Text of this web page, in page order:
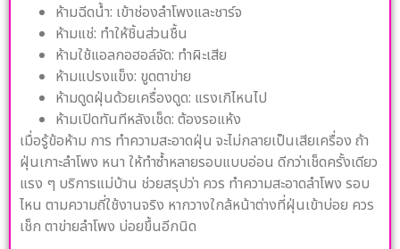
ห้ามฉีดน้ำ: เข้าช่องลำโพงและชาร์จ
ห้ามแช่: ทำให้ชิ้นส่วนชื้น
ห้ามใช้แอลกอฮอล์จัด: ทำผิะเสีย
ห้ามแปรงแข็ง: ขูดตาข่าย
ห้ามดูดฝุ่นด้วยเครื่องดูด: แรงเกิไหนไป
ห้ามเปิดทันทีหลังเช็ด: ต้องรอแห้ง
เมื่อรู้ข้อห้าม การ ทำความสะอาดฝุ่น จะไม่กลายเป็นเสียเครื่อง ถ้า
ฝุ่นเกาะลำโพง หนา ให้ทำซ้ำหลายรอบแบบอ่อน ดีกว่าเช็ดครั้งเดียว
แรง ๆ บริการแม่บ้าน ช่วยสรุปว่า ควร ทำความสะอาดลำโพง รอบ
ไหน ตามความถี่ใช้งานจริง หากวางใกล้หน้าต่างที่ฝุ่นเข้าบ่อย ควร
เช็ก ตาข่ายลำโพง บ่อยขึ้นอีกนิด